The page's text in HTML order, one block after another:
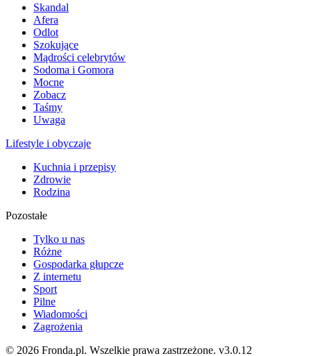
Skandal
Afera
Odlot
Szokujące
Mądrości celebrytów
Sodoma i Gomora
Mocne
Zobacz
Taśmy
Uwaga
Lifestyle i obyczaje
Kuchnia i przepisy
Zdrowie
Rodzina
Pozostałe
Tylko u nas
Różne
Gospodarka głupcze
Z internetu
Sport
Pilne
Wiadomości
Zagrożenia
© 2026 Fronda.pl. Wszelkie prawa zastrzeżone. v3.0.12